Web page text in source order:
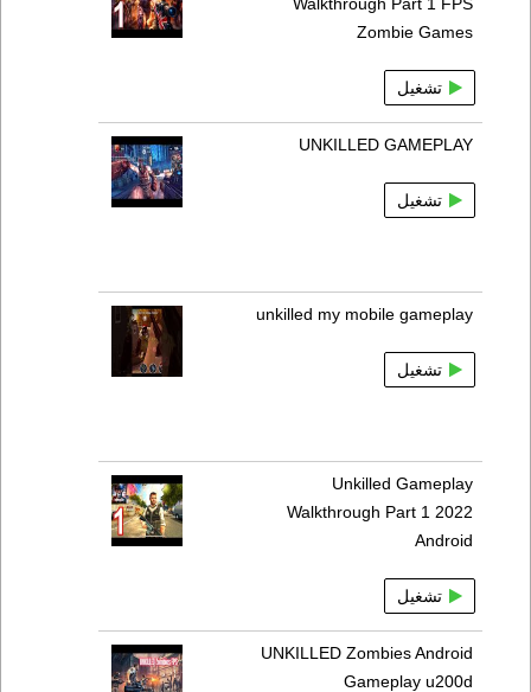
Zombie Games
تشغيل
UNKILLED GAMEPLAY
تشغيل
unkilled my mobile gameplay
تشغيل
Unkilled Gameplay
Walkthrough Part 1 2022
Android
تشغيل
UNKILLED Zombies Android
Gameplay u200d